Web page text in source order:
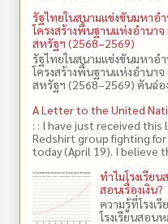
รัฐไทยในสนามแข่งขันมหาอ
โครงสร้างพื้นฐานแห่งอำนา
สหรัฐฯ (2568–2569)
รัฐไทยในสนามแข่งขันมหาอ
โครงสร้างพื้นฐานแห่งอำนา
สหรัฐฯ (2568–2569) คันฉ่อ
A Letter to the United
: : I have just received
Redshirt group fighting for
today (April 19). I believe
ทำไมโรงเรีย
สอนเรื่องเงิน?
ความรู้ที่โรงเ
โรงเรียนสอน